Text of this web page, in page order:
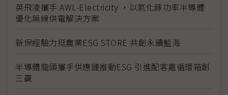
英飛凌攜手 AWL-Electricity ，以氮化鎵功率半導體
優化無線供電解決方案
新保經驗力挺農業ESG STORE 共創永續藍海
半導體龍頭攜手供應鏈推動ESG 引進配客嘉循環箱創
三贏